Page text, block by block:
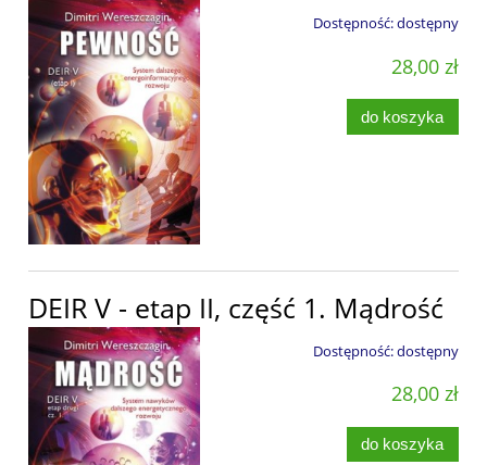
Dostępność:dostępny
28,00 zł
do koszyka
DEIR V - etap II, część 1. Mądrość
Dostępność:dostępny
28,00 zł
do koszyka